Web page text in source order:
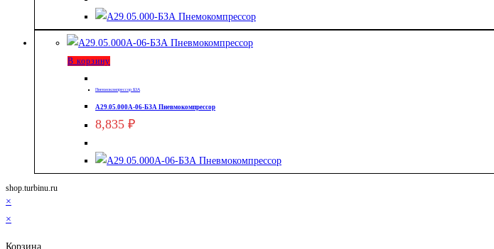
В корзину
Пневмокомпрессор БЗА
А29.05.000А-06-БЗА Пневмокомпрессор
8,835 ₽
shop.turbinu.ru
×
×
Корзина